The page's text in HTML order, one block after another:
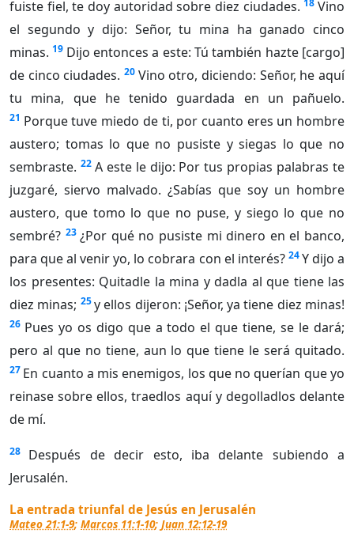
fuiste fiel, te doy autoridad sobre diez ciudades. 18 Vino
el segundo y dijo: Señor, tu mina ha ganado cinco
minas. 19 Dijo entonces a este: Tú también hazte [cargo]
de cinco ciudades. 20 Vino otro, diciendo: Señor, he aquí
tu mina, que he tenido guardada en un pañuelo.
21 Porque tuve miedo de ti, por cuanto eres un hombre
austero; tomas lo que no pusiste y siegas lo que no
sembraste. 22 A este le dijo: Por tus propias palabras te
juzgaré, siervo malvado. ¿Sabías que soy un hombre
austero, que tomo lo que no puse, y siego lo que no
sembré? 23 ¿Por qué no pusiste mi dinero en el banco,
para que al venir yo, lo cobrara con el interés? 24Y dijo a
los presentes: Quitadle la mina y dadla al que tiene las
diez minas; 25y ellos dijeron: ¡Señor, ya tiene diez minas!
26 Pues yo os digo que a todo el que tiene, se le dará;
pero al que no tiene, aun lo que tiene le será quitado.
27 En cuanto a mis enemigos, los que no querían que yo
reinase sobre ellos, traedlos aquí y degolladlos delante
de mí.
28
Después de decir esto, iba delante subiendo a
Jerusalén.
La entrada triunfal de Jesús en Jerusalén
Mateo 21:1-9; Marcos 11:1-10; Juan 12:12-19